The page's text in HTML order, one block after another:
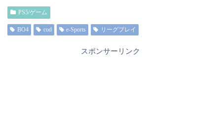
PS5/ゲーム
BO4 cod e-Sports リーグプレイ
スポンサーリンク